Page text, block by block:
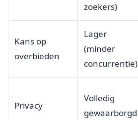
zoekers)
Kans op
overbieden
Lager
(minder
concurrentie)
Privacy
Volledig
gewaarborgd